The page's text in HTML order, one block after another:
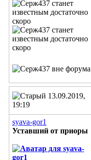
13.09.2019,
19:19
syava-gor1
Уставший от приоры